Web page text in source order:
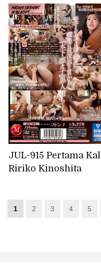
JUL-915 Pertama
Ririko Kinoshita
1 2 3 4 5